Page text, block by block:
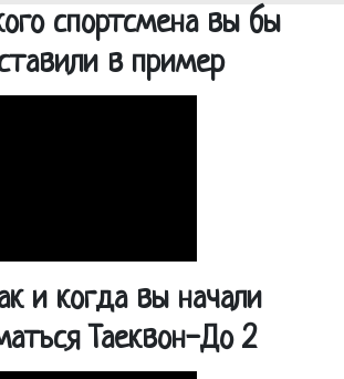
спортсмена вы бы
в пример
и когда вы начали
Таеквон-До 2